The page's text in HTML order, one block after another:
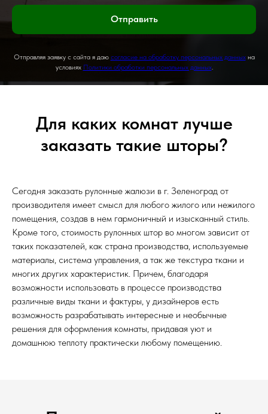
Отправить
Отправляя заявку с сайта я даю согласие на обработку персональных данныхна
условиях Политики обработки персональных данных.
Для каких комнат лучше
заказать такие шторы?
Сегодня заказать рулонные жалюзи в г. Зеленоград от
производителя имеет смысл для любого жилого или нежилого
помещения, создав в нем гармоничный и изысканный стиль.
Кроме того, стоимость рулонных штор во многом зависит от
таких показателей, как страна производства, используемые
материалы, система управления, а так же текстура ткани и
многих других характеристик. Причем, благодаря
возможности использовать в процессе производства
различные виды ткани и фактуры, у дизайнеров есть
возможность разрабатывать интересные и необычные
решения для оформления комнаты, придавая уют и
домашнюю теплоту практически любому помещению.